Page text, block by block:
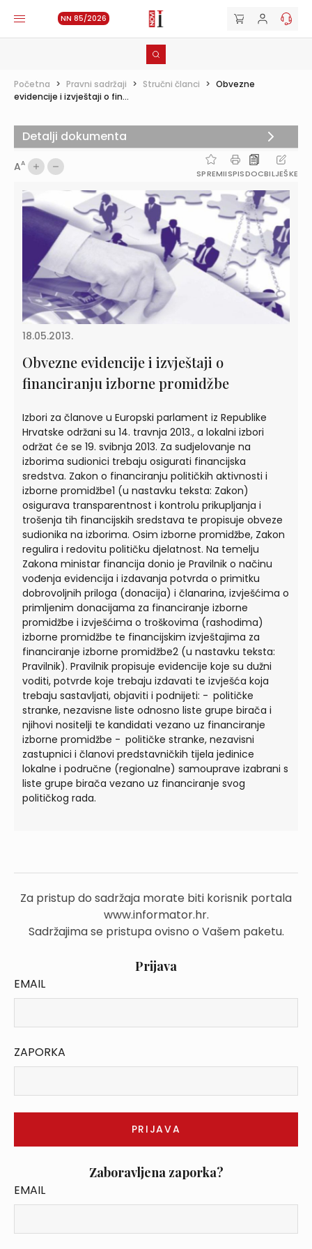
NN 85/2026
Početna > Pravni sadržaji > Stručni članci > Obvezne
evidencije i izvještaji o fin...
AA
SPREMIISPISDOCBILJEŠKE
18.05.2013.
Obvezne evidencije i izvještaji o
financiranju izborne promidžbe
Izbori za članove u Europski parlament iz Republike
Hrvatske održani su 14. travnja 2013., a lokalni izbori
održat će se 19. svibnja 2013. Za sudjelovanje na
izborima sudionici trebaju osigurati financijska
sredstva. Zakon o financiranju političkih aktivnosti i
izborne promidžbe1 (u nastavku teksta: Zakon)
osigurava transparentnost i kontrolu prikupljanja i
trošenja tih financijskih sredstava te propisuje obveze
sudionika na izborima. Osim izborne promidžbe, Zakon
regulira i redovitu političku djelatnost. Na temelju
Zakona ministar financija donio je Pravilnik o načinu
vođenja evidencija i izdavanja potvrda o primitku
dobrovoljnih priloga (donacija) i članarina, izvješćima o
primljenim donacijama za financiranje izborne
promidžbe i izvješćima o troškovima (rashodima)
izborne promidžbe te financijskim izvještajima za
financiranje izborne promidžbe2 (u nastavku teksta:
Pravilnik). Pravilnik propisuje evidencije koje su dužni
voditi, potvrde koje trebaju izdavati te izvješća koja
trebaju sastavljati, objaviti i podnijeti: - političke
stranke, nezavisne liste odnosno liste grupe birača i
njihovi nositelji te kandidati vezano uz financiranje
izborne promidžbe - političke stranke, nezavisni
zastupnici i članovi predstavničkih tijela jedinice
lokalne i područne (regionalne) samouprave izabrani s
liste grupe birača vezano uz financiranje svog
političkog rada.
Za pristup do sadržaja morate biti korisnik portala
www.informator.hr.
Sadržajima se pristupa ovisno o Vašem paketu.
Prijava
EMAIL
ZAPORKA
Zaboravljena zaporka?
EMAIL
Detalji dokumenta